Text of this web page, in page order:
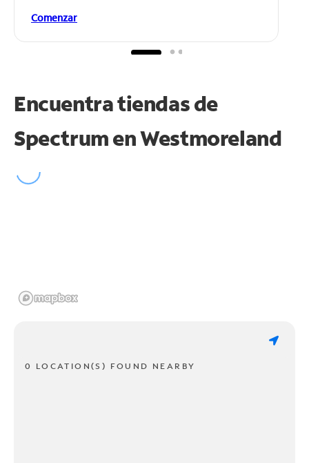
Comenzar
Encuentra tiendas de
Spectrum enWestmoreland
0 LOCATION(S) FOUND NEARBY